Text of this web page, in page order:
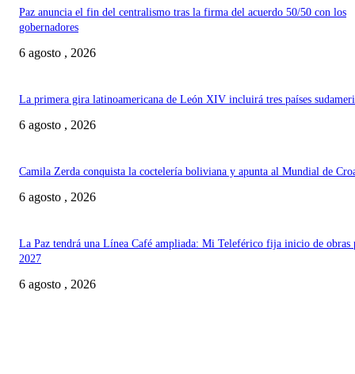
Paz anuncia el fin del centralismo tras la firma del acuerdo 50/50 con los
gobernadores
6 agosto , 2026
La primera gira latinoamericana de León XIV incluirá tres países
6 agosto , 2026
Camila Zerda conquista la coctelería boliviana y apunta al Mundial de
6 agosto , 2026
La Paz tendrá una Línea Café ampliada: Mi Teleférico fija inicio de obras
2027
6 agosto , 2026